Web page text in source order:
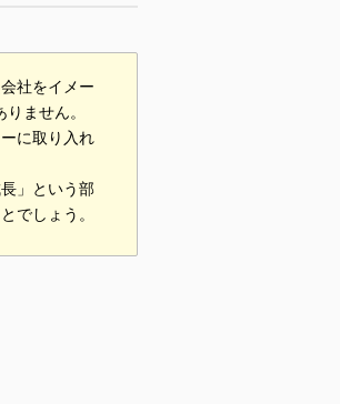
社をイメー
ません。
に取り入れ
」という部
でしょう。